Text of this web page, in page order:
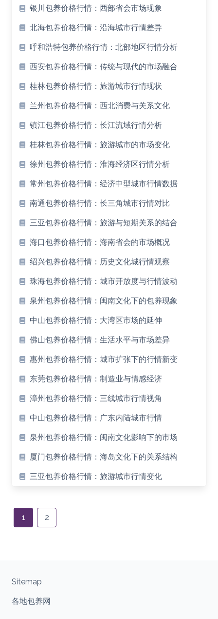
银川包养价格行情：西部省会市场现象
北海包养价格行情：沿海城市行情差异
呼和浩特包养价格行情：北部地区行情分析
西安包养价格行情：传统与现代的市场融合
桂林包养价格行情：旅游城市行情现状
兰州包养价格行情：西北消费与关系文化
镇江包养价格行情：长江流域行情分析
桂林包养价格行情：旅游城市的市场变化
徐州包养价格行情：淮海经济区行情分析
常州包养价格行情：经济中型城市行情数据
南通包养价格行情：长三角城市行情对比
三亚包养价格行情：旅游与短期关系的结合
海口包养价格行情：海南省会的市场概况
绍兴包养价格行情：历史文化城行情观察
珠海包养价格行情：城市开放度与行情波动
泉州包养价格行情：闽南文化下的包养现象
中山包养价格行情：大湾区市场的延伸
佛山包养价格行情：生活水平与市场差异
惠州包养价格行情：城市扩张下的行情新变
东莞包养价格行情：制造业与情感经济
漳州包养价格行情：三线城市行情视角
中山包养价格行情：广东内陆城市行情
泉州包养价格行情：闽南文化影响下的市场
厦门包养价格行情：海岛文化下的关系结构
三亚包养价格行情：旅游城市行情变化
navigation
1 2
Sitemap
各地包养网